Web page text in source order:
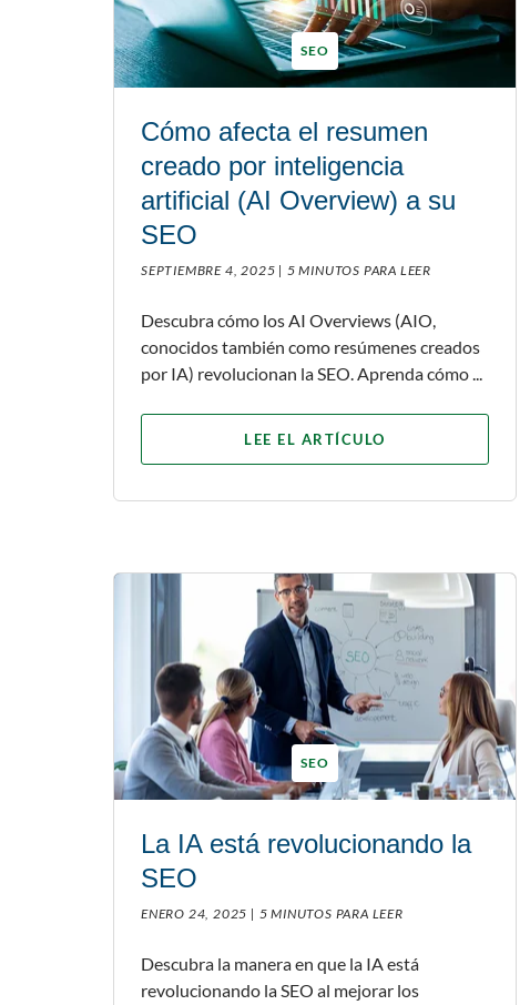
SEO
Cómo afecta el resumen
creado por inteligencia
artificial (AI Overview) a su
SEO
SEPTIEMBRE 4, 2025 | 5 MINUTOS PARA LEER
Descubra cómo los AI Overviews (AIO,
conocidos también como resúmenes creados
por IA) revolucionan la SEO. Aprenda cómo ...
LEE EL ARTÍCULO
SEO
La IA está revolucionando la
SEO
ENERO 24, 2025 | 5 MINUTOS PARA LEER
Descubra la manera en que la IA está
revolucionando la SEO al mejorar los